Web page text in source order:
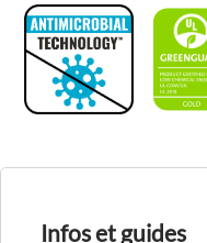
Infos et guides